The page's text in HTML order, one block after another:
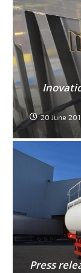
20 June
Press